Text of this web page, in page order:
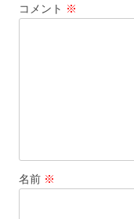
シ
コメント ※
名前 ※